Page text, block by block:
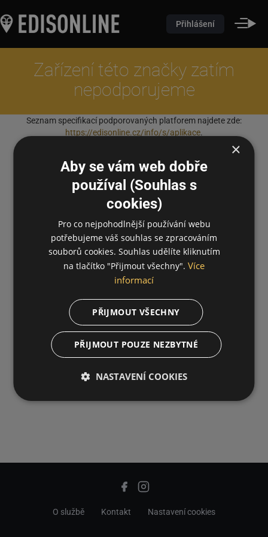
Přihlášení
Zařízení této značky zatím
nepodporujeme
Seznam specifikací podporovaných platforem najdete zde:
https://edisonline.cz/info/s/aplikace.
O službě Kontakt Nastavení cookies
×
Aby se vám web dobře
používal (Souhlas s
cookies)
Pro co nejpohodlnější používání webu
potřebujeme váš souhlas se zpracováním
souborů cookies. Souhlas udělíte kliknutím
na tlačítko "Přijmout všechny". Více
informací
PŘIJMOUT VŠECHNY
PŘIJMOUT POUZE NEZBYTNÉ
NASTAVENÍ COOKIES